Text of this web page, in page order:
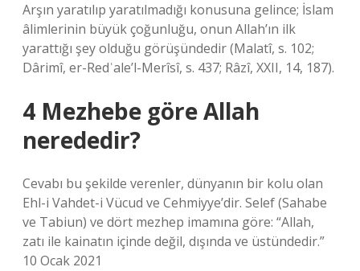
Arşın yaratılıp yaratılmadığı konusuna gelince; İslam
âlimlerinin büyük çoğunluğu, onun Allah’ın ilk
yarattığı şey olduğu görüşündedir (Malatî, s. 102;
Dârimî, er-Redʿale’l-Merîsî, s. 437; Râzî, XXII, 14, 187).
4 Mezhebe göre Allah
nerededir?
Cevabı bu şekilde verenler, dünyanın bir kolu olan
Ehl-i Vahdet-i Vücud ve Cehmiyye’dir. Selef (Sahabe
ve Tabiun) ve dört mezhep imamına göre: “Allah,
zatı ile kainatın içinde değil, dışında ve üstündedir.”
10 Ocak 2021